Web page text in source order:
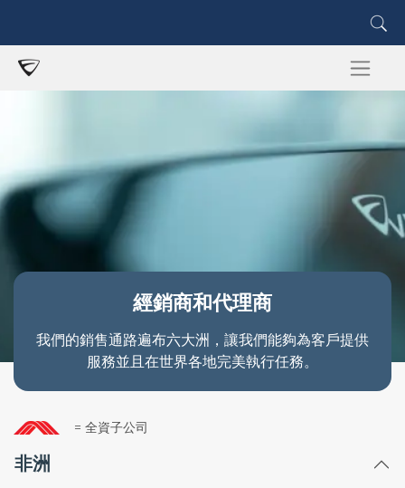
經銷商和代理商
我們的銷售通路遍布六大洲，讓我們能夠為客戶提供
服務並且在世界各地完美執行任務。
= 全資子公司
非洲